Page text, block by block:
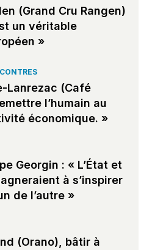
(Grand Cru Rangen)
un véritable
»
Lanrezac (Café
l’humain au
économique. »
Georgin : « L’État et
à s’inspirer
de l’autre »
(Orano), bâtir à